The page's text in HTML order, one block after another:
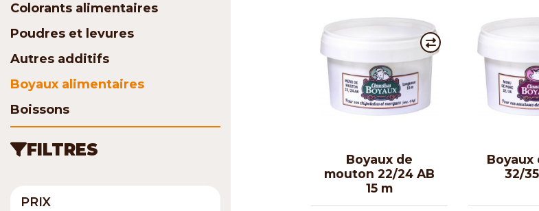
Colorants alimentaires
Poudres et levures
Autres additifs
Boyaux alimentaires
Boissons
FILTRES
PRIX
Boyaux de
mouton 22/24 AB
15 m
Boyaux
32/